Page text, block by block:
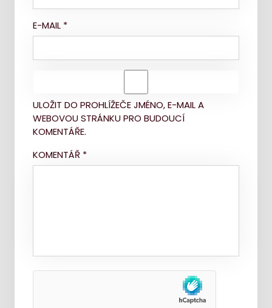
E-MAIL *
ULOŽIT DO PROHLÍŽEČE JMÉNO, E-MAIL A
WEBOVOU STRÁNKU PRO BUDOUCÍ
KOMENTÁŘE.
KOMENTÁŘ *